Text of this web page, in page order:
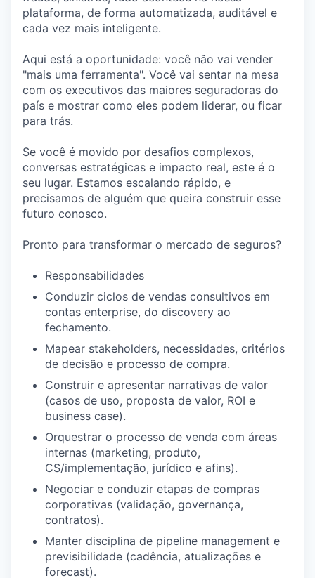
plataforma, de forma automatizada, auditável e
cada vez mais inteligente.
Aqui está a oportunidade: você não vai vender
"mais uma ferramenta". Você vai sentar na mesa
com os executivos das maiores seguradoras do
país e mostrar como eles podem liderar, ou ficar
para trás.
Se você é movido por desafios complexos,
conversas estratégicas e impacto real, este é o
seu lugar. Estamos escalando rápido, e
precisamos de alguém que queira construir esse
futuro conosco.
Pronto para transformar o mercado de seguros?
Responsabilidades
Conduzir ciclos de vendas consultivos em
contas enterprise, do discovery ao
fechamento.
Mapear stakeholders, necessidades, critérios
de decisão e processo de compra.
Construir e apresentar narrativas de valor
(casos de uso, proposta de valor, ROI e
business case).
Orquestrar o processo de venda com áreas
internas (marketing, produto,
CS/implementação, jurídico e afins).
Negociar e conduzir etapas de compras
corporativas (validação, governança,
contratos).
Manter disciplina de pipeline management e
previsibilidade (cadência, atualizações e
forecast).